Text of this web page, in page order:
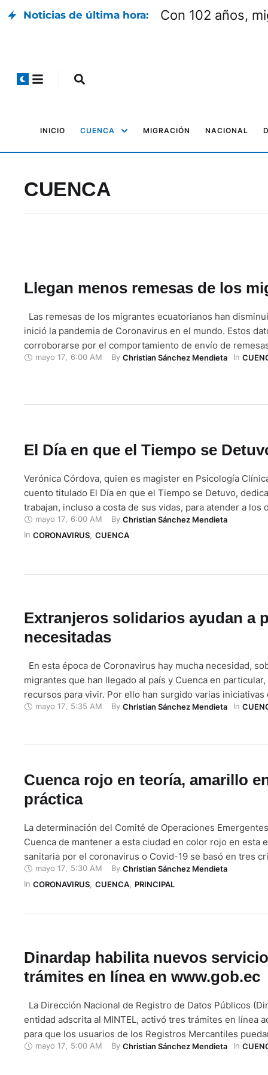
Noticias de última hora: Con 102 años,
INICIO CUENCA MIGRACIÓN NACIONAL
CUENCA
Llegan menos remesas de los
Las remesas de los migrantes ecuatorianos han
inició la pandemia de Coronavirus en el mundo. Estos
corroborarse por el comportamiento de envío de
específicamente a Cuenca. El local de Western Union en
mayo 17 6:00 AM By Christian Sánchez Mendieta In
El Día en que el Tiempo se
Verónica Córdova, quien es magister en Psicología
cuento titulado El Día en que el Tiempo se Detuvo,
trabajan, incluso a costa de sus vidas, para atender a los
precisamente es un homenaje al personal de salud, de
de seguridad y socorro, comunicadores sociales, entre
mayo 17 6:00 AM By Christian Sánchez Mendieta
In CORONAVIRUS, CUENCA
Extranjeros solidarios ayudan a
necesitadas
En esta época de Coronavirus hay mucha necesidad,
migrantes que han llegado al país y Cuenca en
recursos para vivir. Por ello han surgido varias iniciativas
grupos solidarios, como la organización cristiana GRACE
mayo 17 5:35 AM By Christian Sánchez Mendieta In
Cuenca rojo en teoría, amarillo
práctica
La determinación del Comité de Operaciones
Cuenca de mantener a esta ciudad en color rojo en esta
sanitaria por el coronavirus o Covid-19 se basó en tres
son: capacidad hospitalaria, pruebas de diagnóstico e
movilidad. El COE dispone de información proporcionada
mayo 17 5:30 AM By Christian Sánchez Mendieta
In CORONAVIRUS, CUENCA, PRINCIPAL
Dinardap habilita nuevos
trámites en línea en www.gob.ec
La Dirección Nacional de Registro de Datos Públicos
entidad adscrita al MINTEL, activó tres trámites en línea
para que los usuarios de los Registros Mercantiles
necesidad de recurrir a estas dependencias, sus
mayo 17, 5:00 AM By Christian Sánchez Mendieta In